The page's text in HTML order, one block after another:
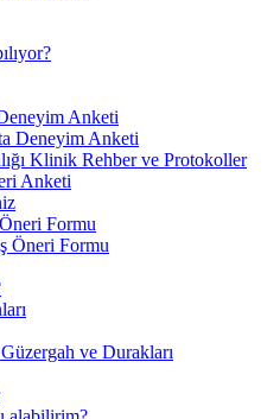
Anketi
Deneyim Anketi
Klinik Rehber ve Protokoller
Anketi
Formu
Öneri Formu
ve Durakları